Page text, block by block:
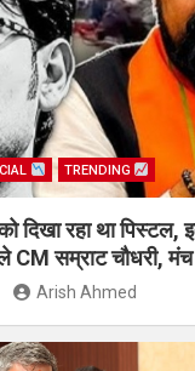
TRENDING
दिखा रहा था पिस्टल,
CM सम्राट चौधरी,
Arish Ahmed